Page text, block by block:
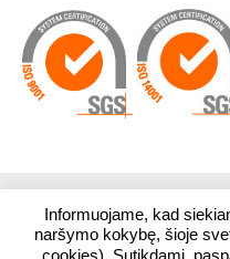
© 2026. Visos teisės
Informuojame, kad
naršymo kokybę, šioje
cookies). Sutikdami,